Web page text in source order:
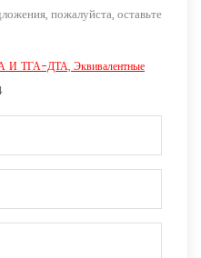
пожалуйста, оставьте
И ТГА-ДТА, Эквивалентные